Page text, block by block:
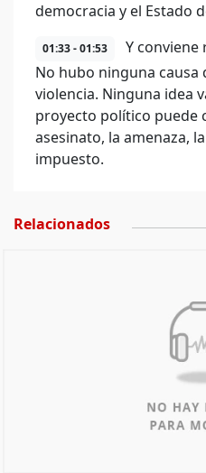
democracia y el Estado
01:33 - 01:53
Y
No hubo ninguna causa
violencia. Ninguna idea
proyecto político puede
asesinato, la amenaza,
impuesto.
Relacionados